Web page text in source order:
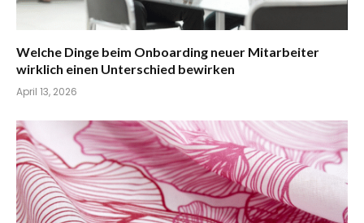
Welche Dinge beim Onboarding neuer Mitarbeiter
wirklich einen Unterschied bewirken
April 13, 2026